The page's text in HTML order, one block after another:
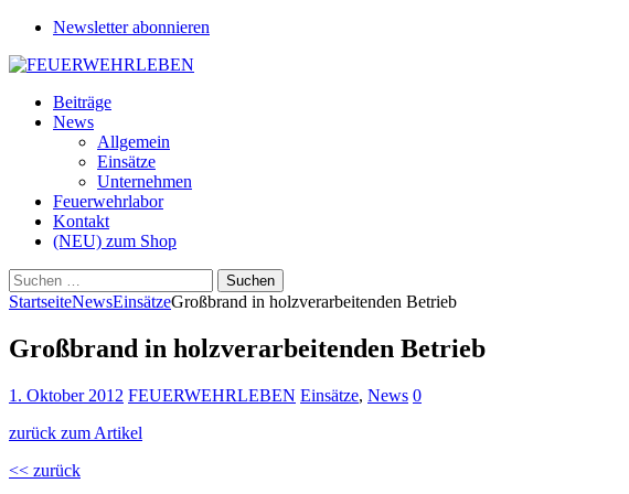
Newsletter abonnieren
Beiträge
News
Allgemein
Einsätze
Unternehmen
Feuerwehrlabor
Kontakt
(NEU) zum Shop
Suchen
nach:
StartseiteNewsEinsätzeGroßbrand in holzverarbeitenden Betrieb
Großbrand in holzverarbeitenden Betrieb
1. Oktober 2012 FEUERWEHRLEBEN Einsätze, News 0
zurück zum Artikel
<< zurück